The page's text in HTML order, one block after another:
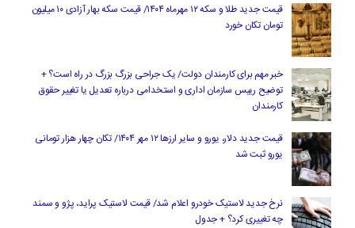
قیمت جدید طلا و سکه ۱۲ مهرماه ۱۴۰۴/ قیمت سکه بهار آزادی ۱۰ میلیون
تومان تکان خورد
خبر مهم برای کارمندان دولت/ یک جراحی بزرگ بزرگ در راه است؟ +
توضیح رییس سازمان اداری و استخدامی درباره تعدیل یا تغییر حقوق
کارمندان
قیمت جدید دلار، یورو و سایر ارزها ۱۲ مهر ۱۴۰۴/ تکان چهار هزار تومانی
یورو ثبت شد
نرخ جدید لاستیک خودرو اعلام شد/ قیمت لاستیک پراید، پژو و سمند
چه تغییری کرد؟ + جدول